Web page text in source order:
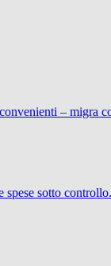
– migra
spese sotto controllo.